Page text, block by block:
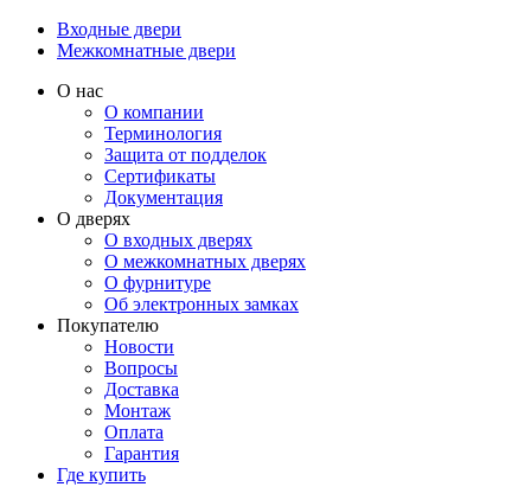
Входные двери
Межкомнатные двери
О нас
О компании
Терминология
Защита от подделок
Сертификаты
Документация
О дверях
О входных дверях
О межкомнатных дверях
О фурнитуре
Об электронных замках
Покупателю
Новости
Вопросы
Доставка
Монтаж
Оплата
Гарантия
Где купить